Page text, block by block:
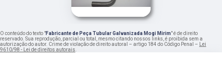
O conteúdo do texto "Fabricante de Peça Tubular Galvanizada Mogi Mirim" é de direito
reservado. Sua reprodução, parcial ou total, mesmo citando nossos links, é proibida sem a
autorização do autor. Crime de violação de direito autoral – artigo 184 do Código Penal – Lei
9610/98 - Lei de direitos autorais.